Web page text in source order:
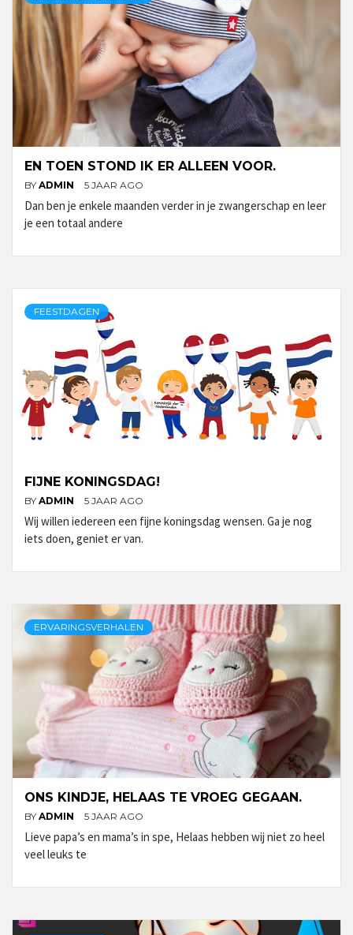
EN TOEN STOND IK ER ALLEEN VOOR.
BY ADMIN 5 JAAR AGO
Dan ben je enkele maanden verder in je zwangerschap en leer
je een totaal andere
FEESTDAGEN
FIJNE KONINGSDAG!
BY ADMIN 5 JAAR AGO
Wij willen iedereen een fijne koningsdag wensen. Ga je nog
iets doen, geniet er van.
ERVARINGSVERHALEN
ONS KINDJE, HELAAS TE VROEG GEGAAN.
BY ADMIN 5 JAAR AGO
Lieve papa’s en mama’s in spe, Helaas hebben wij niet zo heel
veel leuks te